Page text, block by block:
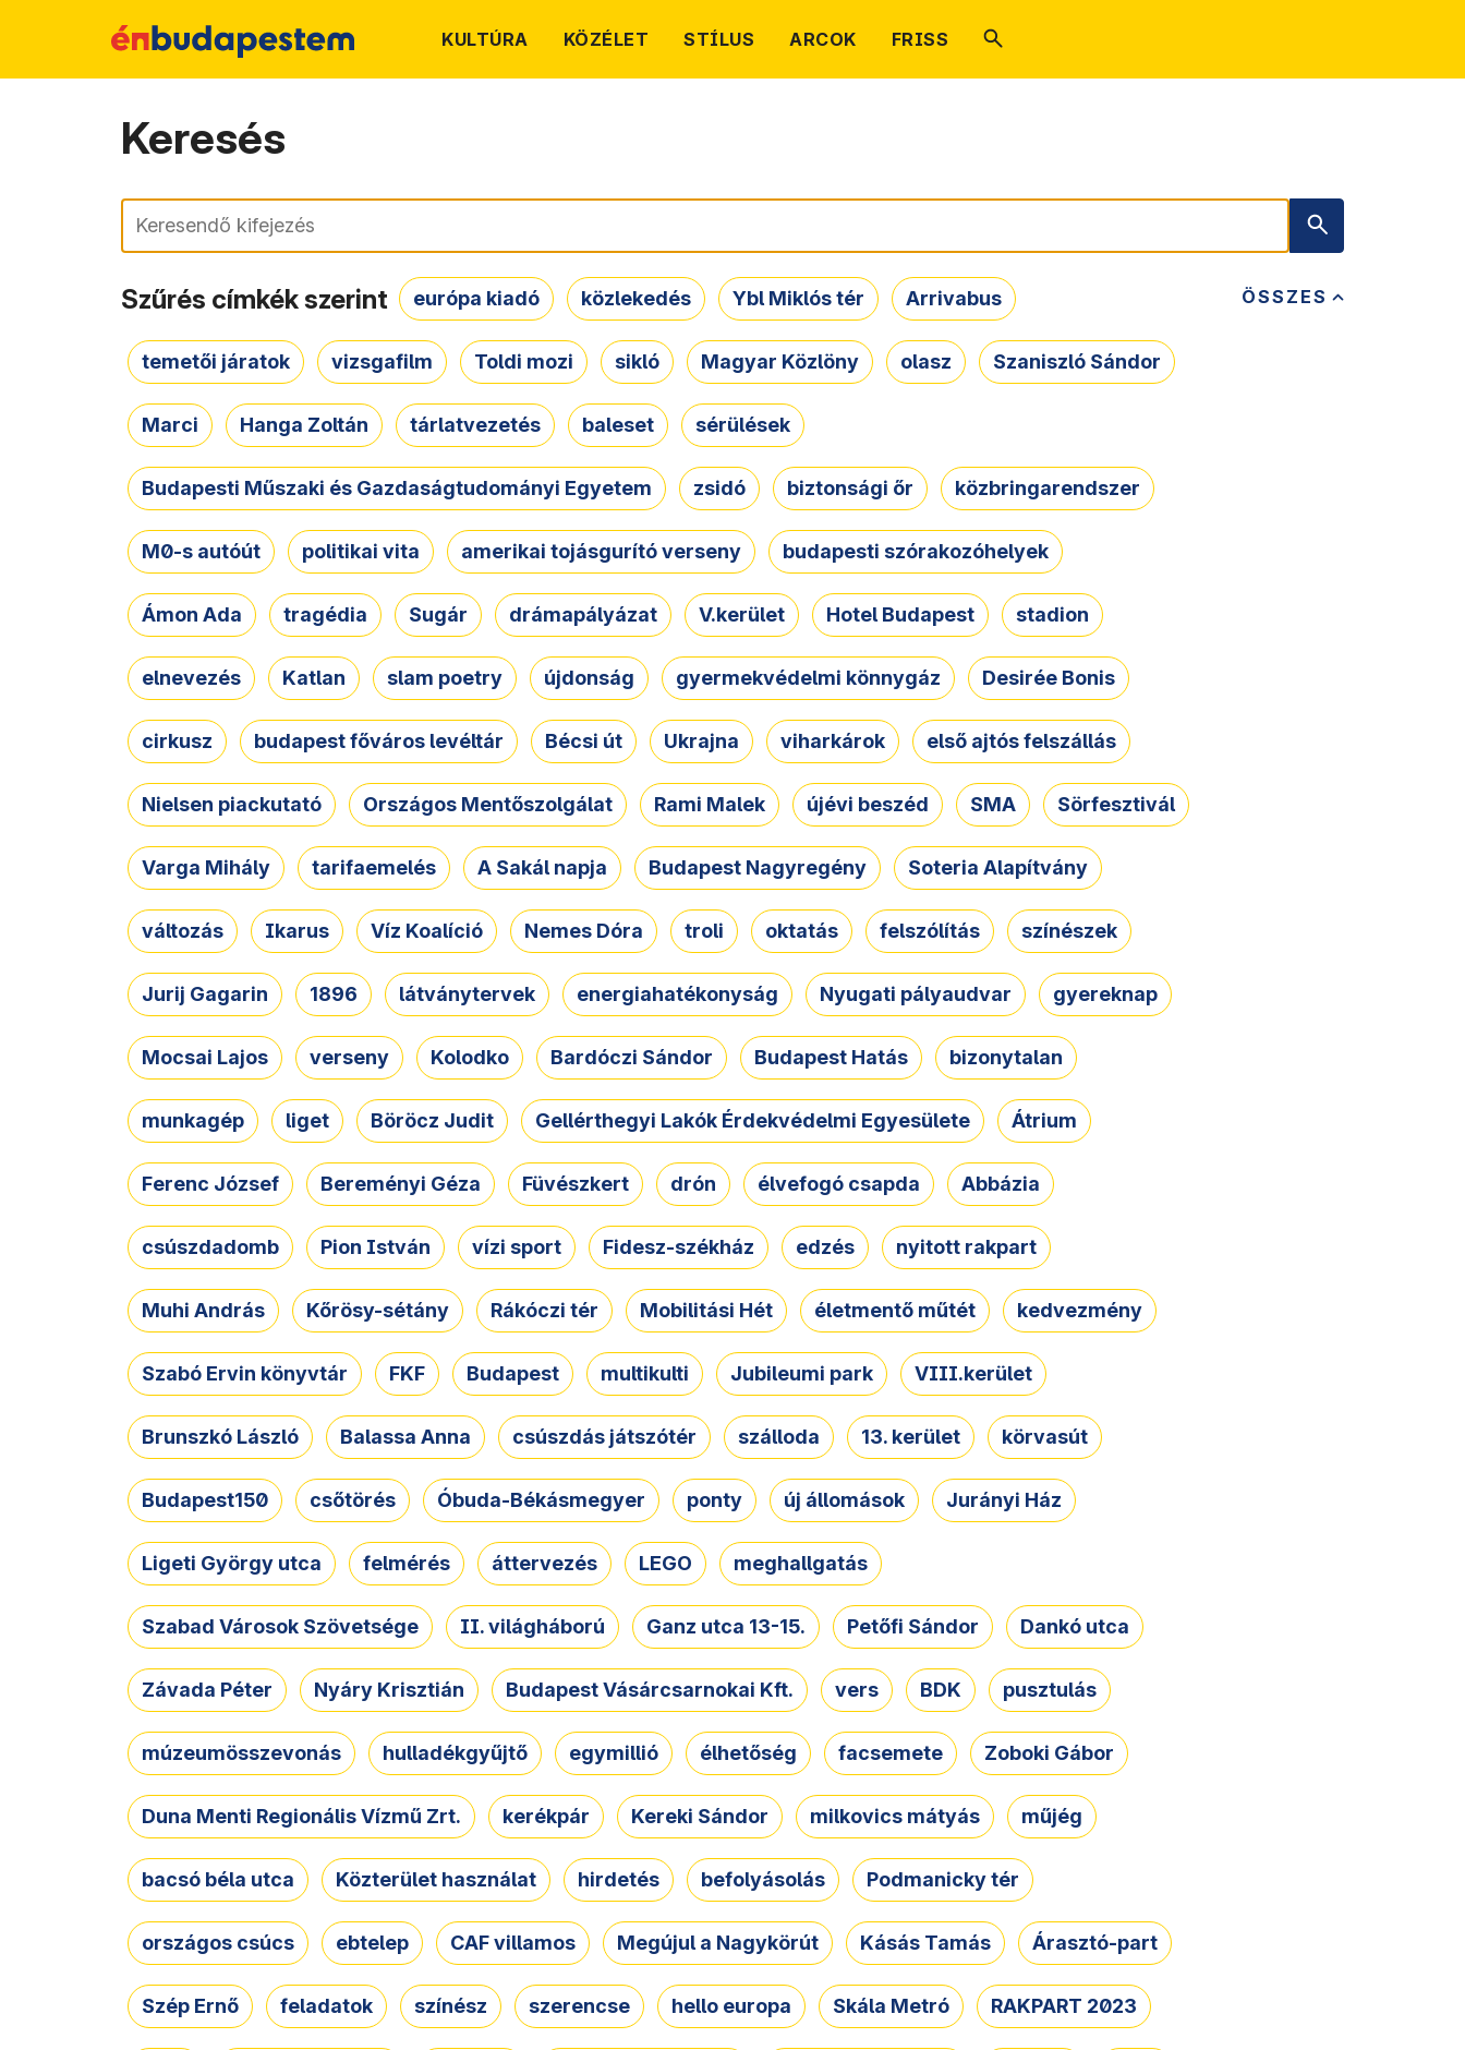
KULTÚRA KÖZÉLET STÍLUS ARCOK FRISS
Keresés
Keresés
ÖSSZES
Szűrés címkék szerint európa kiadó közlekedés Ybl Miklós tér Arrivabus
temetői járatok vizsgafilm Toldi mozi sikló Magyar Közlöny olasz Szaniszló Sándor
Marci Hanga Zoltán tárlatvezetés baleset sérülések
Budapesti Műszaki és Gazdaságtudományi Egyetem zsidó biztonsági őr közbringarendszer
M0-s autóút politikai vita amerikai tojásgurító verseny budapesti szórakozóhelyek
Ámon Ada tragédia Sugár drámapályázat V.kerület Hotel Budapest stadion
elnevezés Katlan slam poetry újdonság gyermekvédelmi könnygáz Desirée Bonis
cirkusz budapest főváros levéltár Bécsi út Ukrajna viharkárok első ajtós felszállás
Nielsen piackutató Országos Mentőszolgálat Rami Malek újévi beszéd SMA Sörfesztivál
Varga Mihály tarifaemelés A Sakál napja Budapest Nagyregény Soteria Alapítvány
változás Ikarus Víz Koalíció Nemes Dóra troli oktatás felszólítás színészek
Jurij Gagarin 1896 látványtervek energiahatékonyság Nyugati pályaudvar gyereknap
Mocsai Lajos verseny Kolodko Bardóczi Sándor Budapest Hatás bizonytalan
munkagép liget Böröcz Judit Gellérthegyi Lakók Érdekvédelmi Egyesülete Átrium
Ferenc József Bereményi Géza Füvészkert drón élvefogó csapda Abbázia
csúszdadomb Pion István vízi sport Fidesz-székház edzés nyitott rakpart
Muhi András Kőrösy-sétány Rákóczi tér Mobilitási Hét életmentő műtét kedvezmény
Szabó Ervin könyvtár FKF Budapest multikulti Jubileumi park VIII.kerület
Brunszkó László Balassa Anna csúszdás játszótér szálloda 13. kerület körvasút
Budapest150 csőtörés Óbuda-Békásmegyer ponty új állomások Jurányi Ház
Ligeti György utca felmérés áttervezés LEGO meghallgatás
Szabad Városok Szövetsége II. világháború Ganz utca 13-15. Petőfi Sándor Dankó utca
Závada Péter Nyáry Krisztián Budapest Vásárcsarnokai Kft. vers BDK pusztulás
múzeumösszevonás hulladékgyűjtő egymillió élhetőség facsemete Zoboki Gábor
Duna Menti Regionális Vízmű Zrt. kerékpár Kereki Sándor milkovics mátyás műjég
bacsó béla utca Közterület használat hirdetés befolyásolás Podmanicky tér
országos csúcs ebtelep CAF villamos Megújul a Nagykörút Kásás Tamás Árasztó-part
Szép Ernő feladatok színész szerencse hello europa Skála Metró RAKPART 2023